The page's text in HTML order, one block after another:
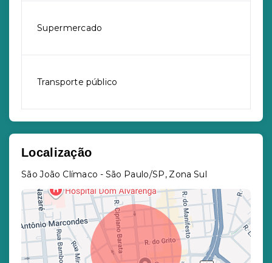
Supermercado
Transporte público
Localização
São João Clímaco - São Paulo/SP, Zona Sul